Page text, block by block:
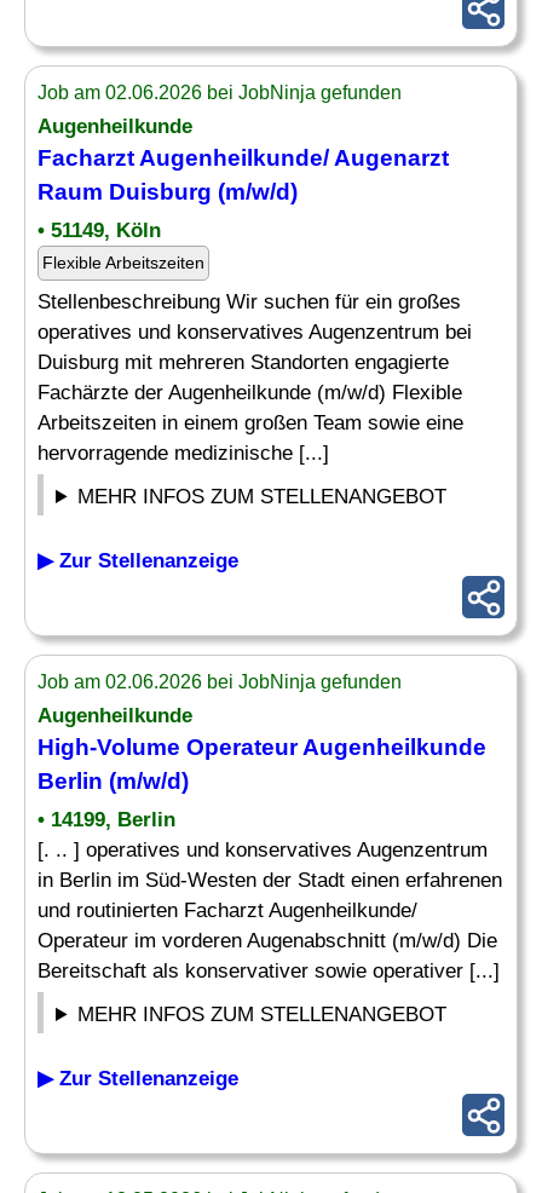
Job am 02.06.2026 bei JobNinja gefunden
Augenheilkunde
Facharzt Augenheilkunde/ Augenarzt
Raum Duisburg (m/w/d)
• 51149, Köln
Flexible Arbeitszeiten
Stellenbeschreibung Wir suchen für ein großes
operatives und konservatives Augenzentrum bei
Duisburg mit mehreren Standorten engagierte
Fachärzte der Augenheilkunde (m/w/d) Flexible
Arbeitszeiten in einem großen Team sowie eine
hervorragende medizinische [...]
MEHR INFOS ZUM STELLENANGEBOT
▶ Zur Stellenanzeige
Job am 02.06.2026 bei JobNinja gefunden
Augenheilkunde
High-Volume Operateur Augenheilkunde
Berlin (m/w/d)
• 14199, Berlin
[. .. ] operatives und konservatives Augenzentrum
in Berlin im Süd-Westen der Stadt einen erfahrenen
und routinierten Facharzt Augenheilkunde/
Operateur im vorderen Augenabschnitt (m/w/d) Die
Bereitschaft als konservativer sowie operativer [...]
MEHR INFOS ZUM STELLENANGEBOT
▶ Zur Stellenanzeige